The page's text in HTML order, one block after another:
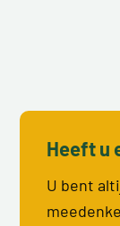
Heeft u
U bent